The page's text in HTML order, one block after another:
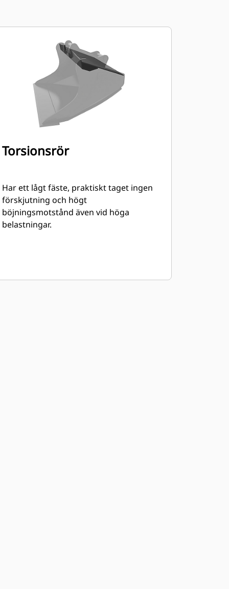
Torsionsrör
Har ett lågt fäste, praktiskt taget ingen
förskjutning och högt
böjningsmotstånd även vid höga
belastningar.